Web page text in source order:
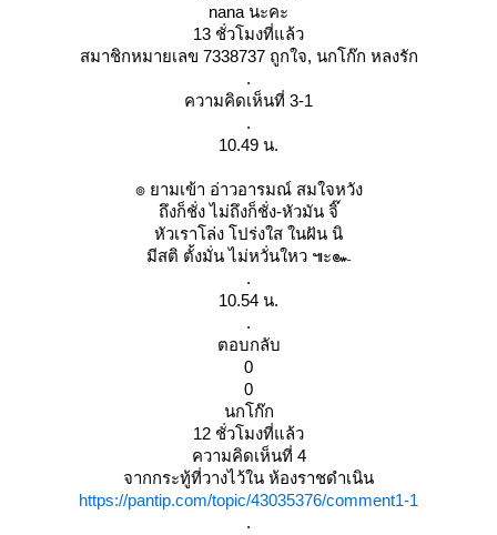
nana นะคะ
13 ชั่วโมงที่แล้ว
สมาชิกหมายเลข 7338737 ถูกใจ, นกโก๊ก หลงรัก
.
ความคิดเห็นที่ 3-1
.
10.49 น.
๏ ยามเข้า อ่าวอารมณ์ สมใจหวัง
ถึงก็ชั่ง ไม่ถึงก็ชั่ง-หัวมัน จิ๊
หัวเราโล่ง โปร่งใส ในฝัน นิ
มีสติ ตั้งมั่น ไม่หวั่นใหว ๚ะ๛
.
10.54 น.
.
ตอบกลับ
0
0
นกโก๊ก
12 ชั่วโมงที่แล้ว
ความคิดเห็นที่ 4
จากกระทู้ที่วางไว้ใน ห้องราชดำเนิน
https://pantip.com/topic/43035376/comment1-1
.